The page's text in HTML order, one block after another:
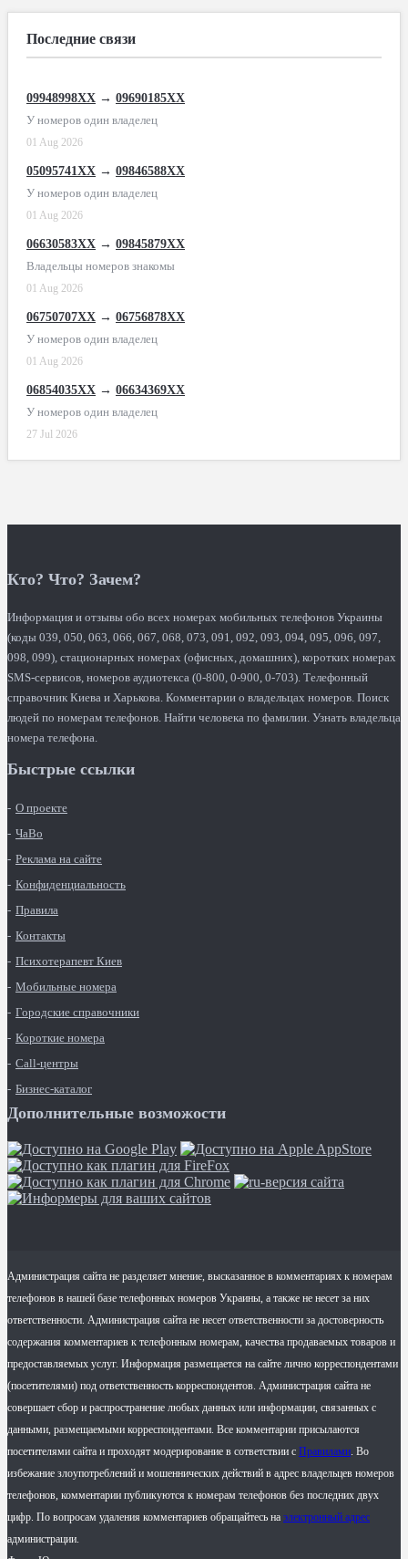
Последние связи
09948998XX → 09690185XX
У номеров один владелец
01 Aug 2026
05095741XX → 09846588XX
У номеров один владелец
01 Aug 2026
06630583XX → 09845879XX
Владельцы номеров знакомы
01 Aug 2026
06750707XX → 06756878XX
У номеров один владелец
01 Aug 2026
06854035XX → 06634369XX
У номеров один владелец
27 Jul 2026
Кто? Что? Зачем?
Информация и отзывы обо всех номерах мобильных телефонов Украины
(коды 039, 050, 063, 066, 067, 068, 073, 091, 092, 093, 094, 095, 096, 097,
098, 099), стационарных номерах (офисных, домашних), коротких номерах
SMS-сервисов, номеров аудиотекса (0-800, 0-900, 0-703). Телефонный
справочник Киева и Харькова. Комментарии о владельцах номеров. Поиск
людей по номерам телефонов. Найти человека по фамилии. Узнать владельца
номера телефона.
Быстрые ссылки
О проекте
ЧаВо
Реклама на сайте
Конфиденциальность
Правила
Контакты
Психотерапевт Киев
Мобильные номера
Городские справочники
Короткие номера
Call-центры
Бизнес-каталог
Дополнительные возможости
Администрация сайта не разделяет мнение, высказанное в комментариях к номерам
телефонов в нашей базе телефонных номеров Украины, а также не несет за них
ответственности. Администрация сайта не несет ответственности за достоверность
содержания комментариев к телефонным номерам, качества продаваемых товаров и
предоставляемых услуг. Информация размещается на сайте лично корреспондентами
(посетителями) под ответственность корреспондентов. Администрация сайта не
совершает сбор и распространение любых данных или информации, связанных с
данными, размещаемыми корреспондентами. Все комментарии присылаются
посетителями сайта и проходят модерирование в сответствии с Правилами. Во
избежание злоупотреблений и мошеннических действий в адрес владельцев номеров
телефонов, комментарии публикуются к номерам телефонов без последних двух
цифр. По вопросам удаления комментариев обращайтесь на электронный адрес
администрации.